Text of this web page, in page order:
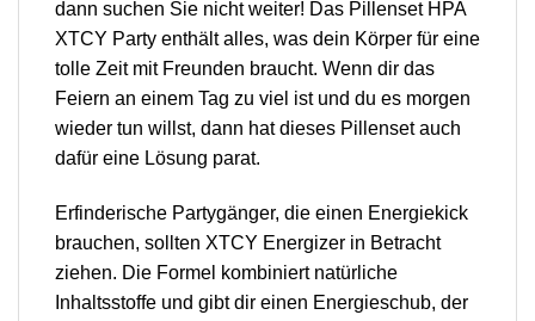
dann suchen Sie nicht weiter! Das Pillenset HPA
XTCY Party enthält alles, was dein Körper für eine
tolle Zeit mit Freunden braucht. Wenn dir das
Feiern an einem Tag zu viel ist und du es morgen
wieder tun willst, dann hat dieses Pillenset auch
dafür eine Lösung parat.
Erfinderische Partygänger, die einen Energiekick
brauchen, sollten XTCY Energizer in Betracht
ziehen. Die Formel kombiniert natürliche
Inhaltsstoffe und gibt dir einen Energieschub, der